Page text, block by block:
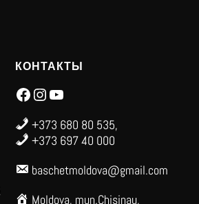
КОНТАКТЫ
Facebook Instagram YouTube
+373 680 80 535,
+373 697 40 000
baschetmoldova@gmail.com
Moldova, mun.Chisinau,